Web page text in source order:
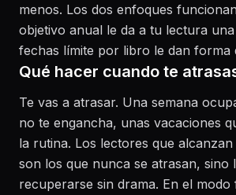
menos. Los dos enfoques
objetivo anual le da a tu lectura
fechas límite por libro le dan forma
Qué hacer cuando te
Te vas a atrasar. Una semana
no te engancha, unas vacaciones
la rutina. Los lectores que
son los que nunca se atrasan, sino
recuperarse sin drama. En el modo